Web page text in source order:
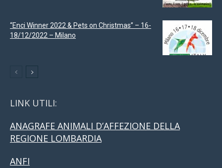
“Enci Winner 2022 & Pets on Christmas” – 16-
18/12/2022 – Milano
LINK UTILI:
ANAGRAFE ANIMALI D’AFFEZIONE DELLA
REGIONE LOMBARDIA
ANFI